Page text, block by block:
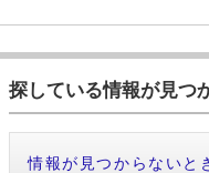
探している情報が見つ
情報が見つからないと